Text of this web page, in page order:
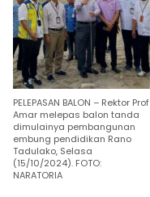
PELEPASAN BALON – Rektor Prof
Amar melepas balon tanda
dimulainya pembangunan
embung pendidikan Rano
Tadulako, Selasa
(15/10/2024). FOTO:
NARATORIA